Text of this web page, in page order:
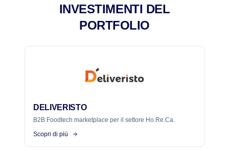
INVESTIMENTI DEL
PORTFOLIO
DELIVERISTO
B2B Foodtech marketplace per il settore Ho.Re.Ca.
Scopri di più